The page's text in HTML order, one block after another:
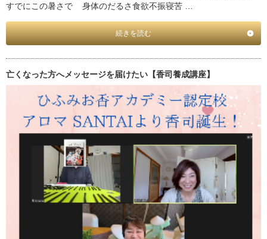
すでにこの暑さで 身体のだるさ食欲不振寝苦 …
続きを読む
亡くなった方へメッセージを届けたい【香司養成講座】